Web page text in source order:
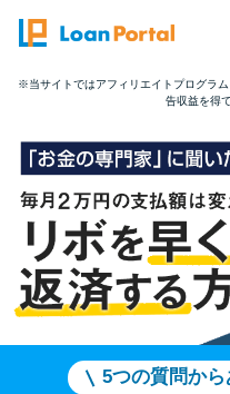
トップペ
おすすめコン
総合
とに
バレ
※当サイトではアフィリエイトプログラ
告収益を得
5つの質問か